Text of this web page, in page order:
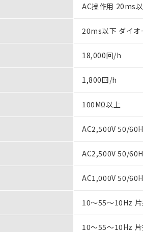
AC操作用 20ms
20ms以下 ダイ
18,000回/h
1,800回/h
100MΩ以上
AC2,500V 50/
AC2,500V 50/
AC1,000V 50/
10～55～10Hz
10～55～10Hz